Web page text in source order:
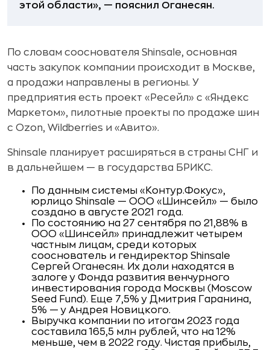
этой области», — пояснил Оганесян.
По словам сооснователя Shinsale, основная
часть закупок компании происходит в Москве,
а продажи направлены в регионы. У
предприятия есть проект «Ресейл» с «Яндекс
Маркетом», пилотные проекты по продаже шин
с Ozon, Wildberries и «Авито».
Shinsale планирует расширяться в страны СНГ и
в дальнейшем — в государства БРИКС.
По данным системы «Контур.Фокус»,
юрлицо Shinsale — ООО «Шинсейл» — было
создано в августе 2021 года.
По состоянию на 27 сентября по 21,88% в
ООО «Шинсейл» принадлежит четырем
частным лицам, среди которых
сооснователь и гендиректор Shinsale
Сергей Оганесян. Их доли находятся в
залоге у Фонда развития венчурного
инвестирования города Москвы (Moscow
Seed Fund). Еще 7,5% у Дмитрия Гаранина,
5% — у Андрея Новицкого.
Выручка компании по итогам 2023 года
составила 165,5 млн рублей, что на 12%
меньше, чем в 2022 году. Чистая прибыль,